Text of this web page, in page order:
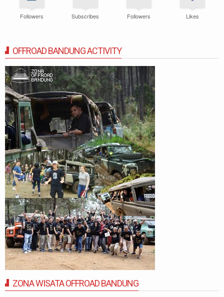
Followers Subscribes Followers Likes
OFFROAD BANDUNG ACTIVITY
ZONA WISATA OFFROAD BANDUNG